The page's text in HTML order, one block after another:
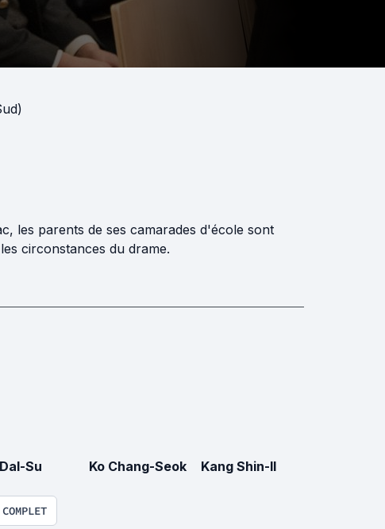
les parents de ses camarades d'école sont
circonstances du drame.
Su Ko Chang-Seok Kang Shin-Il